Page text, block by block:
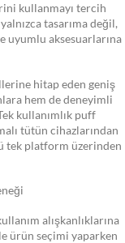
kullanmayı tercih
tasarıma değil,
uyumlu aksesuarlarına
hitap eden geniş
hem de deneyimli
kullanımlık puff
tütün cihazlarından
tek platform üzerinden
alışkanlıklarına
ürün seçimi yaparken